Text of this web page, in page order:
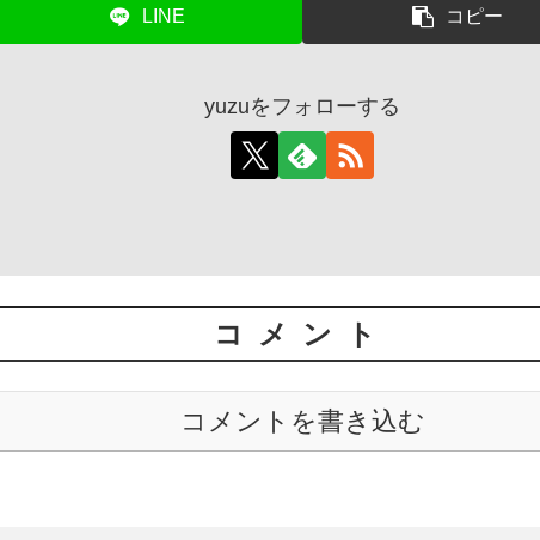
LINE コピー
yuzuをフォローする
コメント
コメントを書き込む